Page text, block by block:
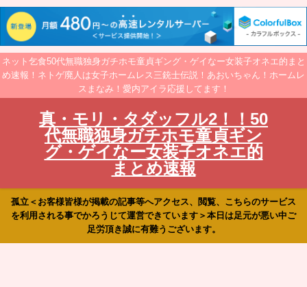
ネット乞食50代無職独身ガチホモ童貞ギング・ゲイなー女装子オネエ的まと
め速報！ネトゲ廃人は女子ホームレス三銃士伝説！あおいちゃん！ホームレ
スまなみ！愛内アイラ応援してます！
真・モリ・タダッフル2！！50
代無職独身ガチホモ童貞ギン
グ・ゲイなー女装子オネエ的
まとめ速報
孤立＜お客様皆様が掲載の記事等へアクセス、閲覧、こちらのサービス
を利用される事でかろうじて運営できています＞本日は足元が悪い中ご
足労頂き誠に有難うございます。